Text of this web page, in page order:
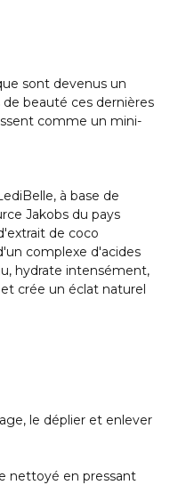
sont devenus un
beauté ces dernières
comme un mini-
à base de
Jakobs du pays
de coco
complexe d'acides
hydrate intensément,
crée un éclat naturel
le déplier et enlever
nettoyé en pressant